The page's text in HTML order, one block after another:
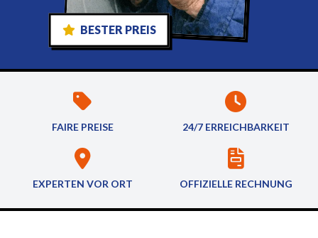
BESTER PREIS
FAIRE PREISE 24/7 ERREICHBARKEIT
EXPERTEN VOR ORT OFFIZIELLE RECHNUNG